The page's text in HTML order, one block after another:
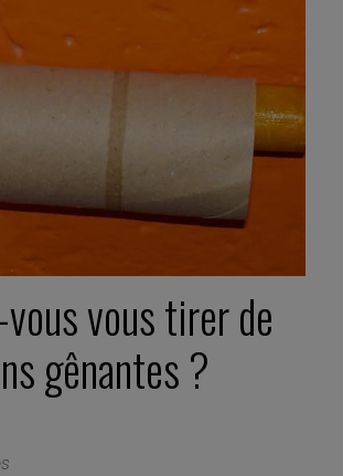
vous tirer de
gênantes ?